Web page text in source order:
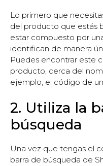
Lo primero que
del producto que estás
estar compuesto por
identifican de manera
Puedes encontrar este
producto, cerca del
ejemplo, el código de
2. Utiliza la
búsqueda
Una vez que tengas el
barra de búsqueda de